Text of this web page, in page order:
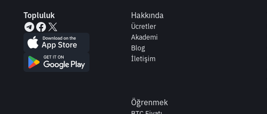
Topluluk Hakkında
Ücretler
Akademi
Blog
İletişim
Öğrenmek